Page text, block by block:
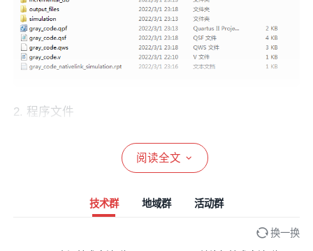
2. 程序文件
阅读全文
技术群 地域群 活动群
换一换